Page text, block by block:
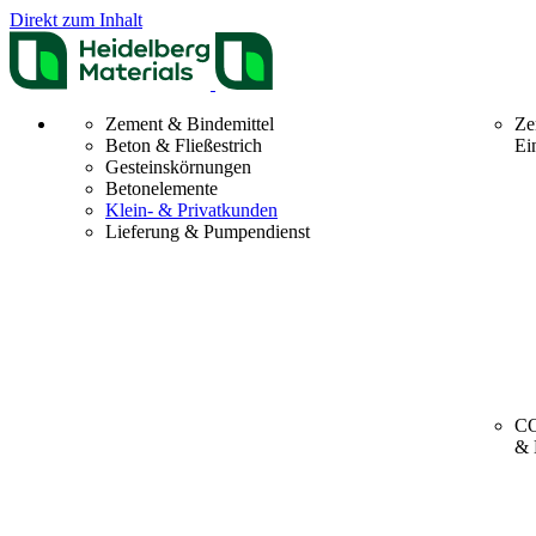
Direkt zum Inhalt
Zement & Bindemittel
Beton & Fließestrich
Gesteinskörnungen
Betonelemente
Klein- & Privatkunden
Lieferung & Pumpendienst
&